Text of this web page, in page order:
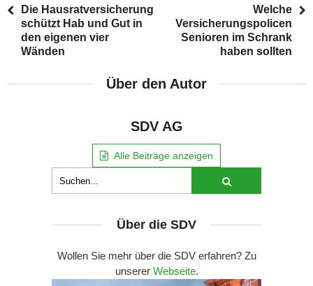
Die Hausratversicherung
schützt Hab und Gut in
den eigenen vier
Wänden
Welche
Versicherungspolicen
Senioren im Schrank
haben sollten
Über den Autor
SDV AG
Alle Beiträge anzeigen
Über die SDV
Wollen Sie mehr über die SDV erfahren? Zu
unserer Webseite.